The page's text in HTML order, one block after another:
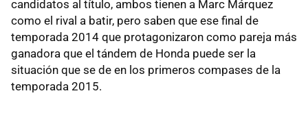
candidatos al título, ambos tienen a Marc Márquez
como el rival a batir, pero saben que ese final de
temporada 2014 que protagonizaron como pareja más
ganadora que el tándem de Honda puede ser la
situación que se de en los primeros compases de la
temporada 2015.